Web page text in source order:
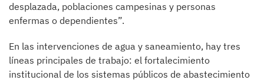
desplazada, poblaciones campesinas y personas
enfermas o dependientes”.
En las intervenciones de agua y saneamiento, hay tres
líneas principales de trabajo: el fortalecimiento
institucional de los sistemas públicos de abastecimiento